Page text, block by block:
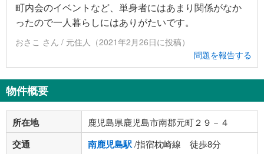
町内会のイベントなど、単身者にはあまり関係がなか
ったので一人暮らしにはありがたいです。
おさこ さん / 元住人（2021年2月26日に投稿）
問題を報告する
物件概要
所在地 鹿児島県鹿児島市南郡元町２９－４
交通 南鹿児島駅/指宿枕崎線 徒歩8分